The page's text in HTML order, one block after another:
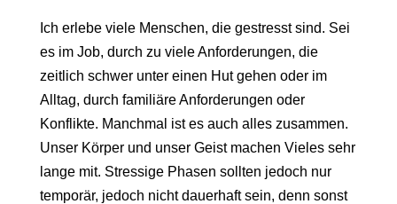
Ich erlebe viele Menschen, die gestresst sind. Sei
es im Job, durch zu viele Anforderungen, die
zeitlich schwer unter einen Hut gehen oder im
Alltag, durch familiäre Anforderungen oder
Konflikte. Manchmal ist es auch alles zusammen.
Unser Körper und unser Geist machen Vieles sehr
lange mit. Stressige Phasen sollten jedoch nur
temporär, jedoch nicht dauerhaft sein, denn sonst